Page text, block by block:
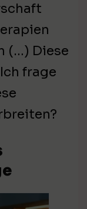
(…) Diese
frage